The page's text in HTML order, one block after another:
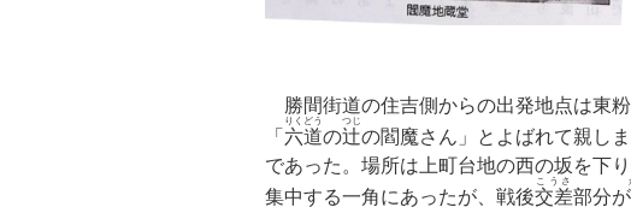
勝間街道の住吉側からの出発地点は東
「 六道
りくどう
の辻
つじ
の閻魔さん」とよばれて親し
であった。場所は上町台地の西の坂を下
集中する一角にあったが、戦後交差
こうさ
部分が